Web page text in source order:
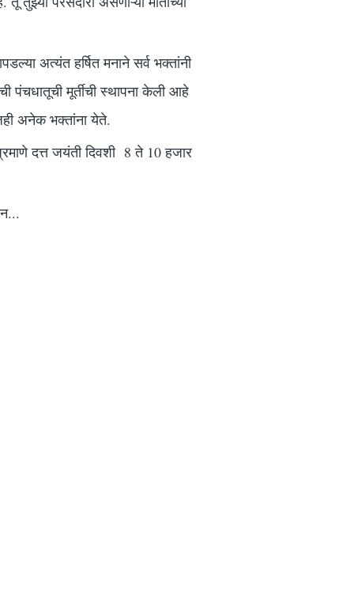
अत्यंत हर्षित मनाने सर्व भक्तांनी
पंचधातूची मूर्तीची स्थापना केली आहे
अनेक भक्तांना येते.
दत्त जयंती दिवशी 8 ते 10 हजार